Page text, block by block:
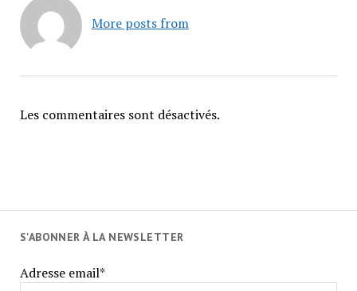
More posts from
Les commentaires sont désactivés.
S'ABONNER À LA NEWSLETTER
Adresse email*